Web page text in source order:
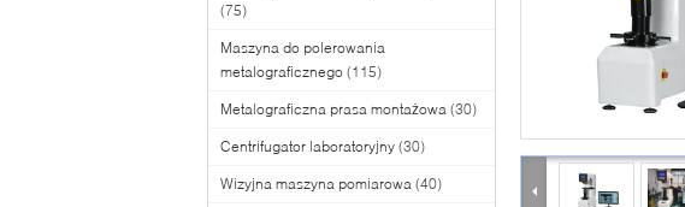
(75)
Maszyna do polerowania
metalograficznego (115)
Metalograficzna prasa montażowa (30)
Centrifugator laboratoryjny (30)
Wizyjna maszyna pomiarowa (40)